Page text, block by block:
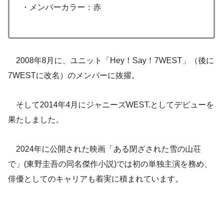
・メンバーカラー：赤
2008年8月に、ユニット「Hey！Say！7WEST」（後に
7WESTに改名）のメンバーに抜擢。
そして2014年4月にジャニーズWEST.としてデビューを
果たしました。
2024年に公開された映画「ある閉ざされた雪の山荘
で」(東野圭吾の同名傑作小説)では初の単独主演を務め、
俳優としてのキャリアも着実に積まれています。